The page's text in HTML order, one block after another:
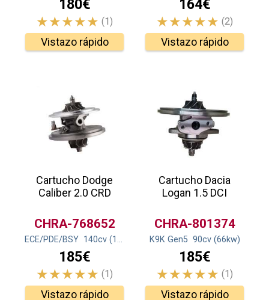
180€
(1)
Vistazo rápido
164€
(2)
Vistazo rápido
Cartucho Dodge
Caliber 2.0 CRD
CHRA-768652
ECE/PDE/BSY 140cv (103
185€
(1)
Vistazo rápido
Cartucho Dacia
Logan 1.5 DCI
CHRA-801374
K9K Gen5 90cv (66kw)
185€
(1)
Vistazo rápido